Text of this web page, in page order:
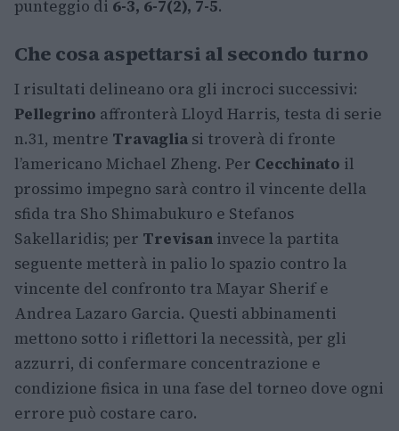
punteggio di 6-3, 6-7(2), 7-5.
Che cosa aspettarsi al secondo turno
I risultati delineano ora gli incroci successivi:
Pellegrino affronterà Lloyd Harris, testa di serie
n.31, mentre Travaglia si troverà di fronte
l’americano Michael Zheng. Per Cecchinato il
prossimo impegno sarà contro il vincente della
sfida tra Sho Shimabukuro e Stefanos
Sakellaridis; per Trevisan invece la partita
seguente metterà in palio lo spazio contro la
vincente del confronto tra Mayar Sherif e
Andrea Lazaro Garcia. Questi abbinamenti
mettono sotto i riflettori la necessità, per gli
azzurri, di confermare concentrazione e
condizione fisica in una fase del torneo dove ogni
errore può costare caro.